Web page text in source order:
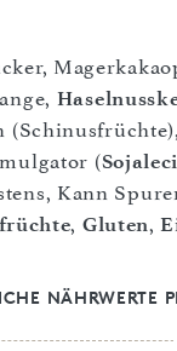
(
Kann
, Gluten,
NÄHRWERTE